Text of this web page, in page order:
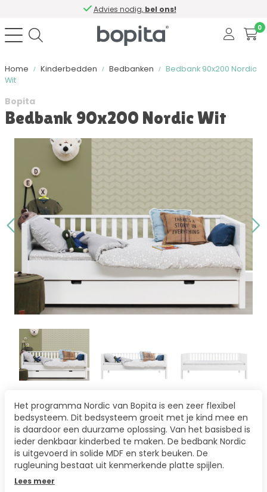
Advies nodig, bel ons!
0
Home Kinderbedden Bedbanken
Bedbank 90x200 Nordic
Wit
Bopita
Bedbank 90x200 Nordic Wit
Het programma Nordic van Bopita is een zeer flexibel
bedsysteem. Dit bedsysteem groeit met je kind mee en
is daardoor een duurzame oplossing. Van het basisbed is
ieder denkbaar kinderbed te maken. De bedbank Nordic
is uitgevoerd in solide MDF en sterk beuken. De
rugleuning bestaat uit kenmerkende platte spijlen.
Lees meer